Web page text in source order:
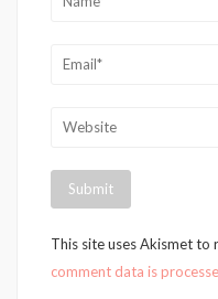
This site uses Akismet to
comment data is